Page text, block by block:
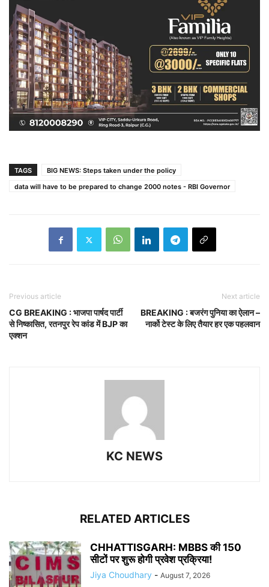
TAGS
BIG NEWS: Steps taken under the policy
data will have to be prepared to change 2000 notes - RBI Governor
Previous article
CG BREAKING : भाजपा पार्षद पार्टी
से निष्कासित, रतनपुर रेप कांड में BJP का
एक्शन
Next article
BREAKING : बजरंग पुनिया का ऐलान –
नार्को टेस्ट के लिए तैयार हर एक पहलवान
KC NEWS
RELATED ARTICLES
CHHATTISGARH: MBBS की 150
सीटों पर शुरू होगी प्रवेश प्रक्रिया!
Jiya Choudhary - August 7, 2026